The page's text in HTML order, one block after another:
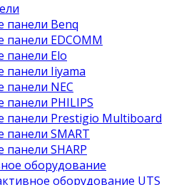
панели Benq
EDCOMM
панели Elo
панели Iiyama
NEC
PHILIPS
панели Prestigio Multiboard
SMART
SHARP
оборудование
оборудование UTS